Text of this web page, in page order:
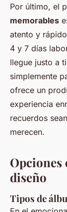
Por último, el
memorables
atento y
4 y 7 días
llegue justo a
simplemente
ofrece un
experiencia
recuerdos
merecen.
Opciones
diseño
Tipos de